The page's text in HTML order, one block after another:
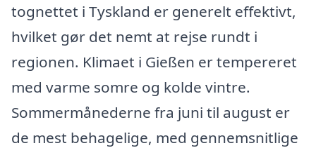
tognettet i Tyskland er generelt effektivt,
hvilket gør det nemt at rejse rundt i
regionen. Klimaet i Gießen er tempereret
med varme somre og kolde vintre.
Sommermånederne fra juni til august er
de mest behagelige, med gennemsnitlige